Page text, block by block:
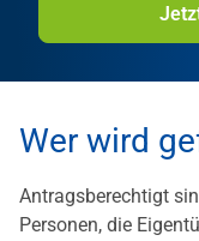
Wer wird
Antragsberechtigt
Personen, die